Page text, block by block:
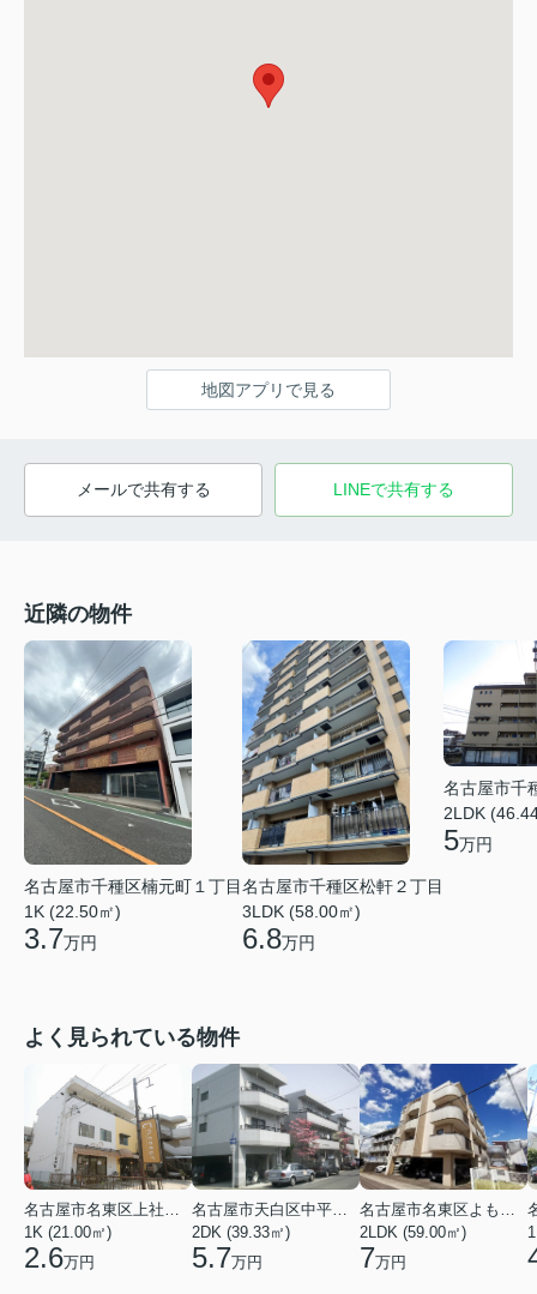
地図アプリで見る
メールで共有する LINEで共有する
近隣の物件
名古屋市千種区楠元町１丁目
1K (22.50㎡)
3.7万円
名古屋市千種区松軒２丁目
3LDK (58.00㎡)
6.8万円
名古屋市千
2LDK
5万円
よく見られている物件
1K (21.00㎡)
2.6万円
2DK (39.33㎡)
5.7万円
2LDK (59.00㎡)
7万円